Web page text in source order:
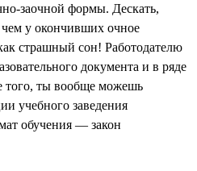
заочной формы. Дескать,
у окончивших очное
страшный сон! Работодателю
документа и в ряде
того, ты вообще можешь
учебного заведения
обучения — закон